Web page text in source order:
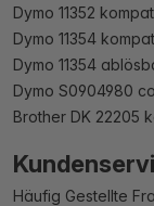
Dymo 11352
Dymo 11354
Dymo 11354
Dymo S0904980
Brother DK 22205
Häufig Gestellte